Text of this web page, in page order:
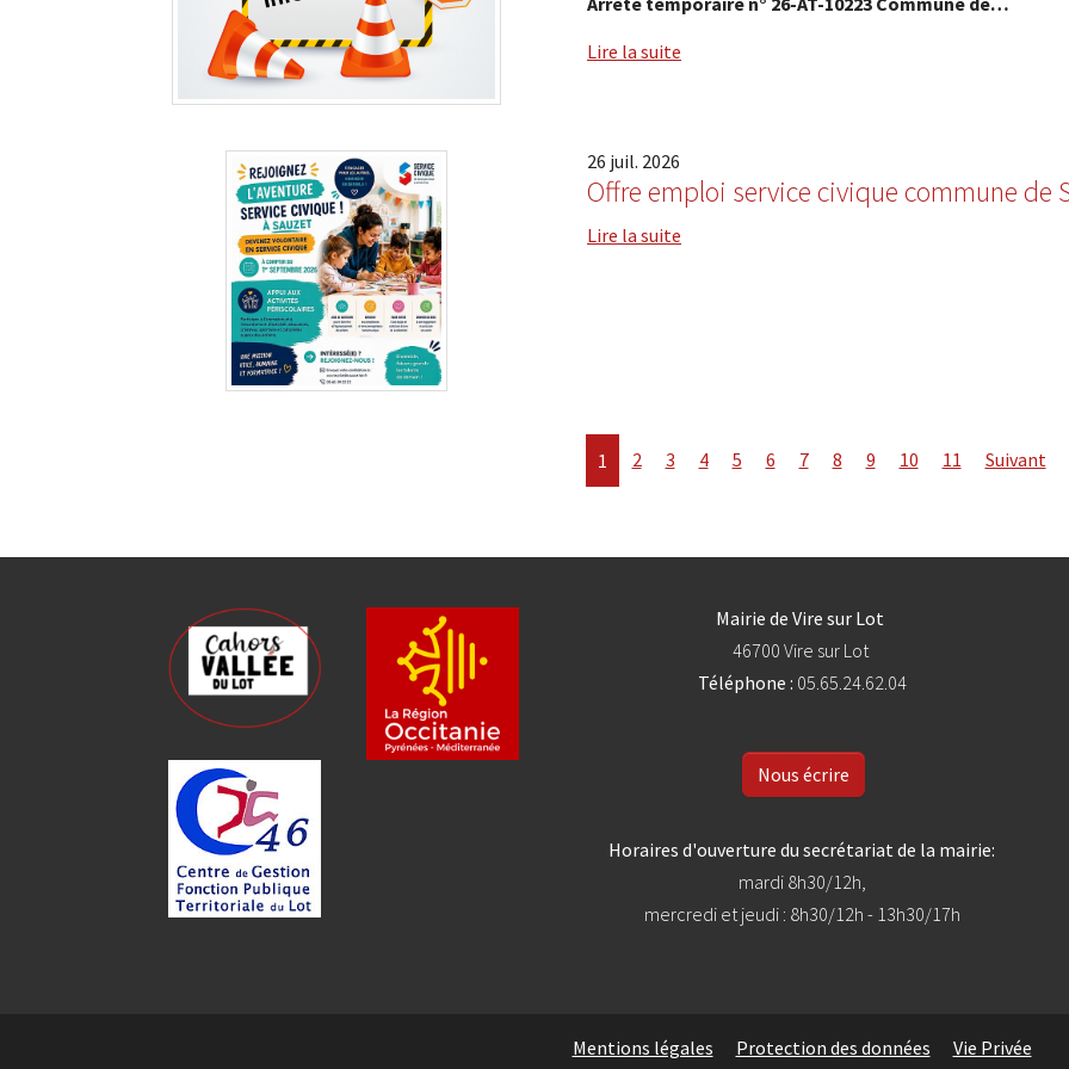
Lire la suite
26 juil. 2026
Offre emploi service civique commune de
Lire la suite
1 2 3 4 5 6 7 8 9 10 11 Suivant
Mairie de Vire sur Lot
46700 Vire sur Lot
Téléphone : 05.65.24.62.04
Nous écrire
Horaires d'ouverture du secrétariat de la mairie:
mardi 8h30/12h,
mercredi et jeudi : 8h30/12h - 13h30/17h
Mentions légales Protection des données Vie Privée